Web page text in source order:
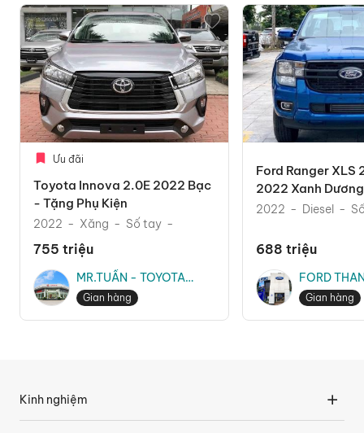
Ưu đãi
Toyota Innova 2.0E 2022 Bạc
- Tặng Phụ Kiện
2022 Xăng Số tay
755 triệu
MR.TUẤN - TOYOTA
THĂNG LONG
Gian hàng
Ford Ranger XLS
2022 Xanh
Mãi Phụ Kiện
2022 Diesel
688 triệu
FORD
MR.TRUNG
Gian hàng
Kinh nghiệm